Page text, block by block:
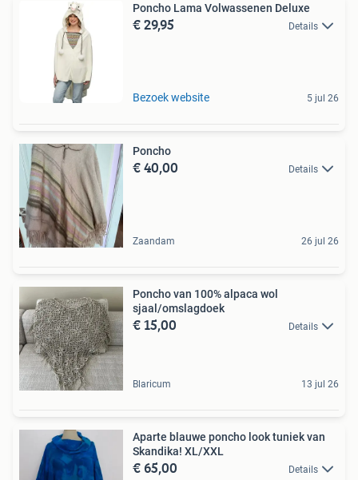
Poncho Lama Volwassenen Deluxe
€ 29,95 Details
Bezoek website 5 jul 26
Poncho
€ 40,00 Details
Zaandam 26 jul 26
Poncho van 100% alpaca wol
sjaal/omslagdoek
€ 15,00 Details
Blaricum 13 jul 26
Aparte blauwe poncho look tuniek van
Skandika! XL/XXL
€ 65,00 Details